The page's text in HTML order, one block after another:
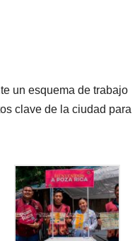
un esquema de trabajo
clave de la ciudad para